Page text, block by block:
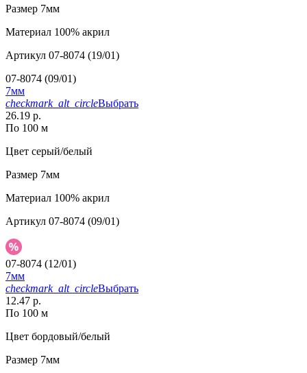
Размер 7мм
Материал 100% акрил
Артикул 07-8074 (19/01)
07-8074 (09/01)
7мм
checkmark_alt_circleВыбрать
26.19 р.
По 100 м
Цвет серый/белый
Размер 7мм
Материал 100% акрил
Артикул 07-8074 (09/01)
07-8074 (12/01)
7мм
checkmark_alt_circleВыбрать
12.47 р.
По 100 м
Цвет бордовый/белый
Размер 7мм